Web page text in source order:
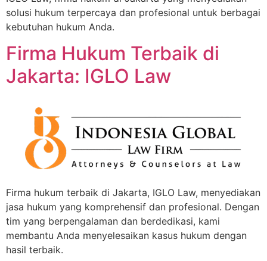
solusi hukum terpercaya dan profesional untuk berbagai
kebutuhan hukum Anda.
Firma Hukum Terbaik di
Jakarta: IGLO Law
Firma hukum terbaik di Jakarta, IGLO Law, menyediakan
jasa hukum yang komprehensif dan profesional. Dengan
tim yang berpengalaman dan berdedikasi, kami
membantu Anda menyelesaikan kasus hukum dengan
hasil terbaik.